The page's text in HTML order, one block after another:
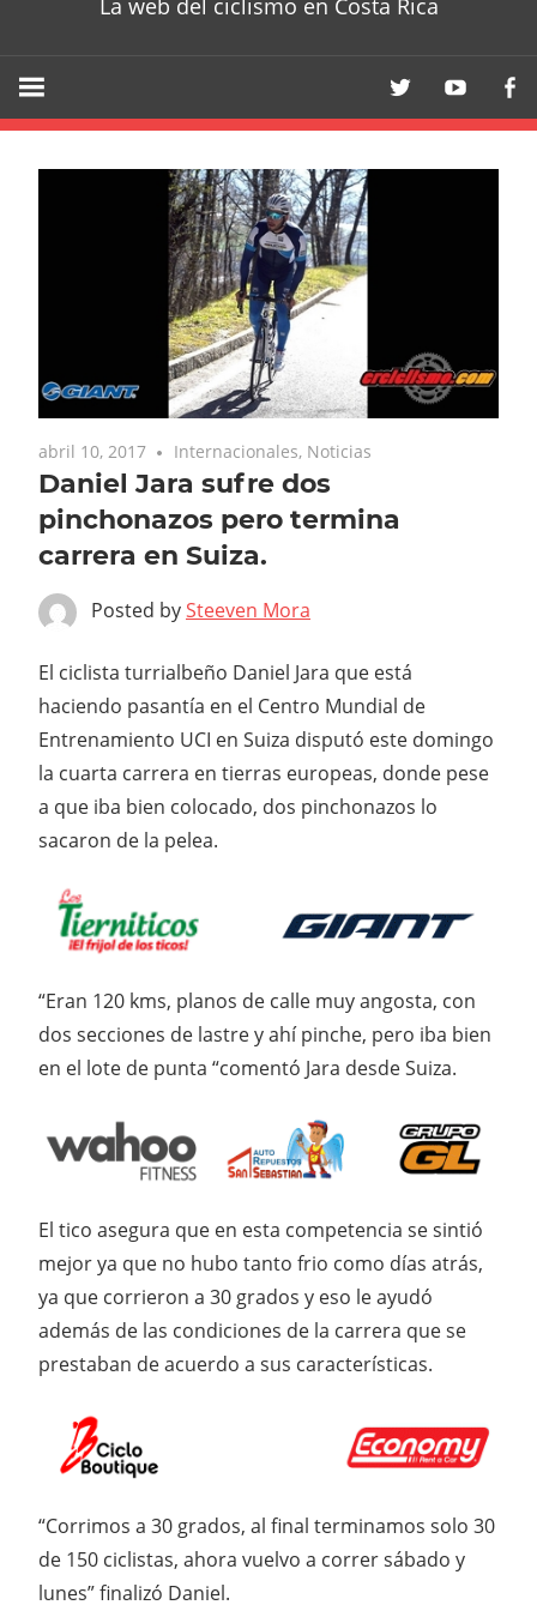
La web del ciclismo en Costa Rica
abril 10, 2017 Internacionales, Noticias
Daniel Jara sufre dos
pinchonazos pero termina
carrera en Suiza.
Posted bySteeven Mora
El ciclista turrialbeño Daniel Jara que está
haciendo pasantía en el Centro Mundial de
Entrenamiento UCI en Suiza disputó este domingo
la cuarta carrera en tierras europeas, donde pese
a que iba bien colocado, dos pinchonazos lo
sacaron de la pelea.
“Eran 120 kms, planos de calle muy angosta, con
dos secciones de lastre y ahí pinche, pero iba bien
en el lote de punta “comentó Jara desde Suiza.
El tico asegura que en esta competencia se sintió
mejor ya que no hubo tanto frio como días atrás,
ya que corrieron a 30 grados y eso le ayudó
además de las condiciones de la carrera que se
prestaban de acuerdo a sus características.
“Corrimos a 30 grados, al final terminamos solo 30
de 150 ciclistas, ahora vuelvo a correr sábado y
lunes” finalizó Daniel.